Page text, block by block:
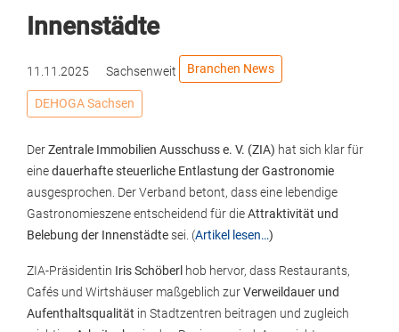
Innenstädte
11.11.2025 Sachsenweit Branchen News
DEHOGA Sachsen
DerZentrale Immobilien Ausschuss e. V. (ZIA) hat sich klar für
einedauerhafte steuerliche Entlastung der Gastronomie
ausgesprochen. Der Verband betont, dass eine lebendige
Gastronomieszene entscheidend für dieAttraktivität und
Belebung der Innenstädtesei. (Artikel lesen…)
ZIA-Präsidentin Iris Schöberl hob hervor, dass Restaurants,
Cafés und Wirtshäuser maßgeblich zurVerweildauer und
Aufenthaltsqualität in Stadtzentren beitragen und zugleich